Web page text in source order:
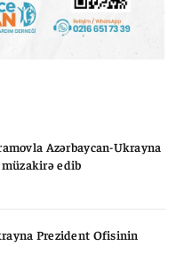
Azərbaycan-Ukrayna
müzakirə edib
Prezident Ofisinin